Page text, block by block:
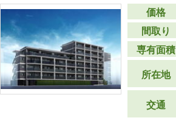
価格
間取り
専有面積
所在地
交通